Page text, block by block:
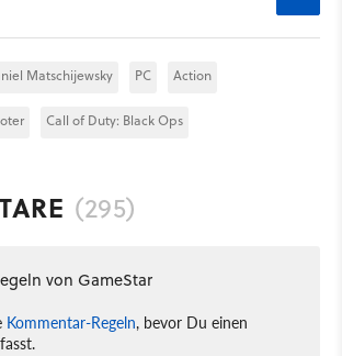
Matschijewsky PC Action
Call of Duty: Black Ops
(295)
von GameStar
Kommentar-Regeln, bevor Du einen